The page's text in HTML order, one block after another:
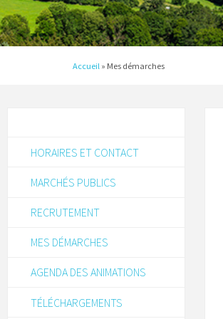
Accueil » Mes démarches
HORAIRES ET CONTACT
MARCHÉS PUBLICS
RECRUTEMENT
MES DÉMARCHES
AGENDA DES ANIMATIONS
TÉLÉCHARGEMENTS